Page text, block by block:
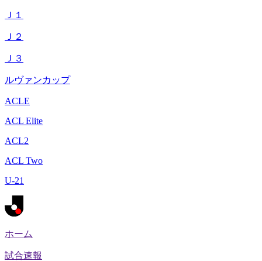
Ｊ１
Ｊ２
Ｊ３
ルヴァンカップ
ACLE
ACL Elite
ACL2
ACL Two
U-21
ホーム
試合速報